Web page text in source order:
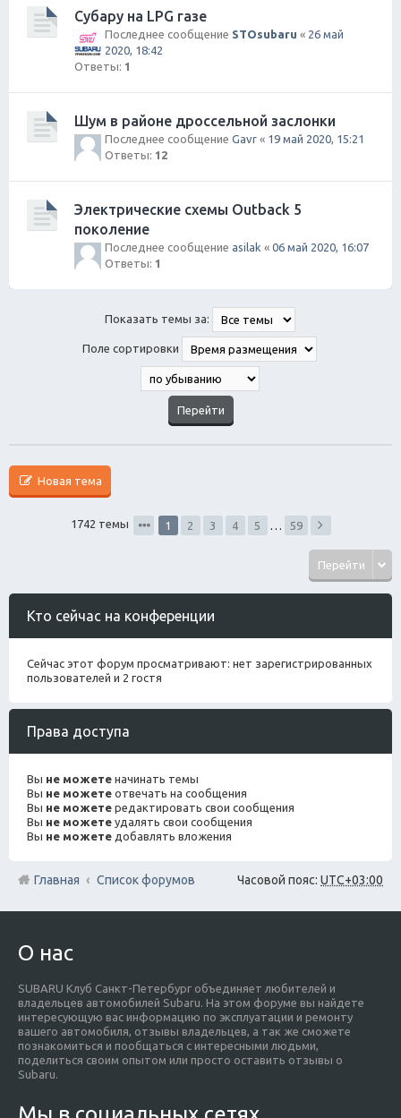
Субару на LPG газе
Последнее сообщение STOsubaru « 26 май
2020, 18:42
Ответы: 1
Шум в районе дроссельной заслонки
Последнее сообщение Gavr « 19 май 2020, 15:21
Ответы: 12
Электрические схемы Outback 5
поколение
Последнее сообщение asilak « 06 май 2020, 16:07
Ответы: 1
Показать темы за:
Поле сортировки
Новая тема
1742 темы 1 2 3 4 5 … 59
Перейти
Кто сейчас на конференции
Сейчас этот форум просматривают: нет зарегистрированных
пользователей и 2 гостя
Права доступа
Вы не можете начинать темы
Вы не можете отвечать на сообщения
Вы не можете редактировать свои сообщения
Вы не можете удалять свои сообщения
Вы не можете добавлять вложения
Часовой пояс: UTC+03:00
Главная Список форумов
О нас
SUBARU Клуб Санкт-Петербург объединяет любителей и
владельцев автомобилей Subaru. На этом форуме вы найдете
интересующую вас информацию по эксплуатации и ремонту
вашего автомобиля, отзывы владельцев, а так же сможете
познакомиться и пообщаться с интересными людьми,
поделиться своим опытом или просто оставить отзывы о
Subaru.